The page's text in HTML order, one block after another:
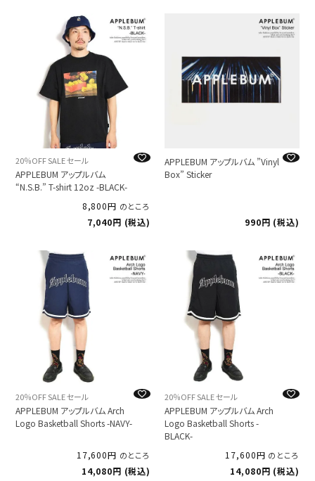
20％OFF SALE セール
APPLEBUM アップルバム
“N.S.B.” T-shirt 12oz -BLACK-
8,800
のところ
7,040 税込
APPLEBUM アップルバム ”Vinyl
Box” Sticker
990 税込
20％OFF SALE セール
APPLEBUM アップルバム Arch
Logo Basketball Shorts -NAVY-
17,600 のところ
14,080 税込
20％OFF SALE セール
APPLEBUM アップルバム Arch
Logo Basketball Shorts -
BLACK-
17,600
のところ
14,080 税込